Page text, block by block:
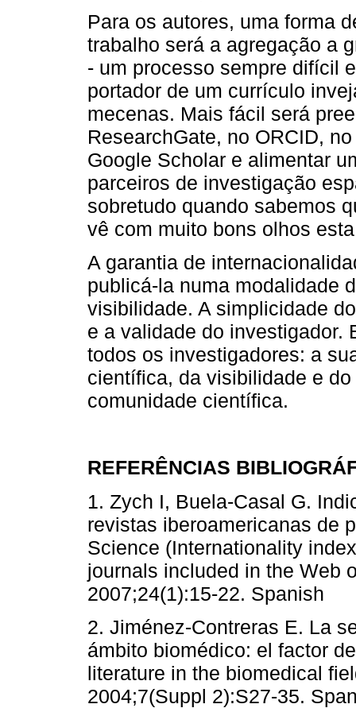
Para os autores, uma forma
trabalho será a agregação a
- um processo sempre difícil
portador de um currículo
mecenas. Mais fácil será
ResearchGate, no ORCID,
Google Scholar e alimentar
parceiros de investigação
sobretudo quando sabemos
vê com muito bons olhos
A garantia de
publicá-la numa modalidade
visibilidade. A simplicidade
e a validade do investigador.
todos os investigadores: a
científica, da visibilidade e
comunidade científica.
REFERÊNCIAS
1. Zych I, Buela-Casal G.
revistas iberoamericanas de
Science (Internationality
journals included in the Web
2007;24(1):15-22. Spanish
2. Jiménez-Contreras E. La
ámbito biomédico: el factor
literature in the biomedical
2004;7(Suppl 2):S27-35.